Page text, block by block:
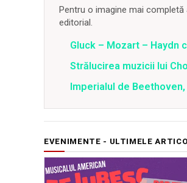
Pentru o imagine mai
editorial.
Gluck – Mozart – Haydn
Strălucirea muzicii lui
Imperialul de Beethoven,
EVENIMENTE - ULTIMELE